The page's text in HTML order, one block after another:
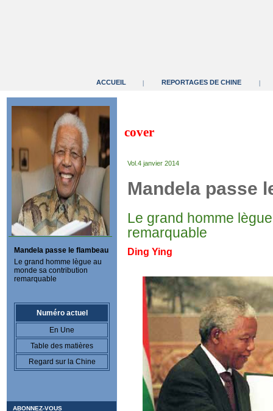
ACCUEIL | REPORTAGES DE CHINE |
Mandela passe le flambeau
Le grand homme lègue au
monde sa contribution
remarquable
Numéro actuel
En Une
Table des matières
Regard sur la Chine
ABONNEZ-VOUS
cover
Vol.4 janvier 2014
Mandela passe
Le grand homme
remarquable
Ding Ying